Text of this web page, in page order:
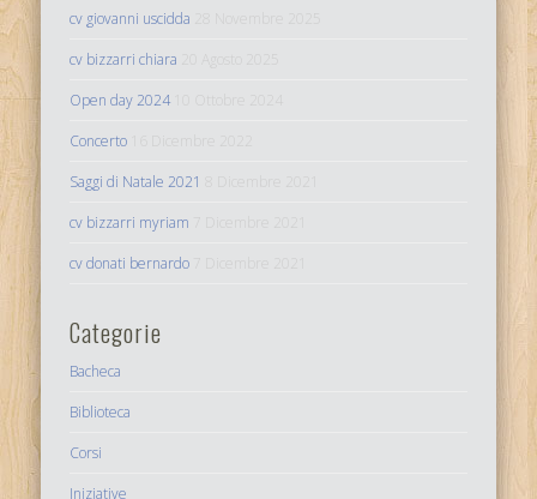
cv giovanni uscidda
cv bizzarri chiara
Open day 2024
Concerto
Saggi di Natale 2021
cv bizzarri myriam
cv donati bernardo
Categorie
Bacheca
Biblioteca
Corsi
Iniziative